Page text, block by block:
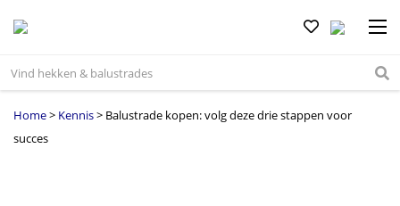
Home> Kennis> Balustrade kopen: volg deze drie stappen voor
succes